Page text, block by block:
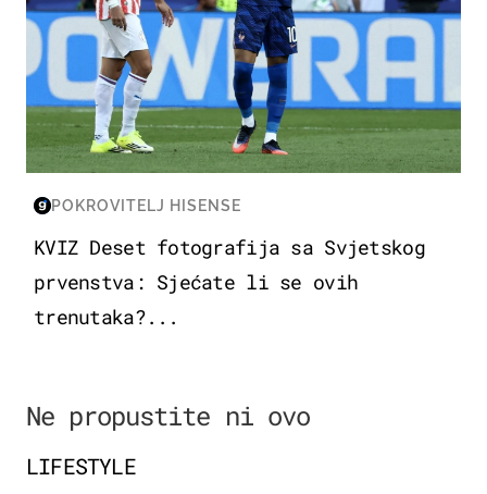
POKROVITELJ HISENSE
KVIZ Deset fotografija sa Svjetskog
prvenstva: Sjećate li se ovih
trenutaka?...
Ne propustite ni ovo
LIFESTYLE